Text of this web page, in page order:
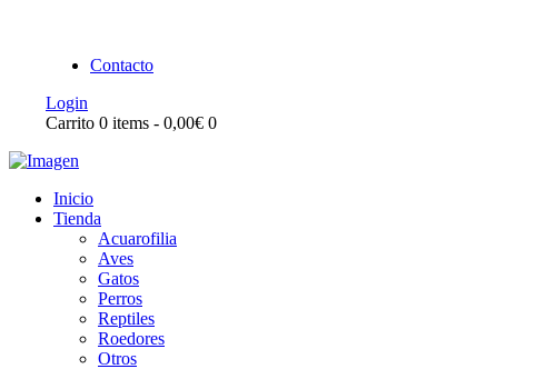
Contacto
Login
Carrito 0 items - 0,00€ 0
Inicio
Tienda
Acuarofilia
Aves
Gatos
Perros
Reptiles
Roedores
Otros